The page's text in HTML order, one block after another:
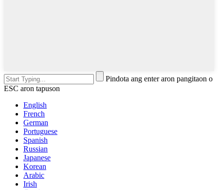
Pindota ang enter aron pangitaon o
ESC aron tapuson
English
French
German
Portuguese
Spanish
Russian
Japanese
Korean
Arabic
Irish